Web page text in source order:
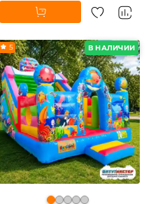
В НАЛИЧИИ
5